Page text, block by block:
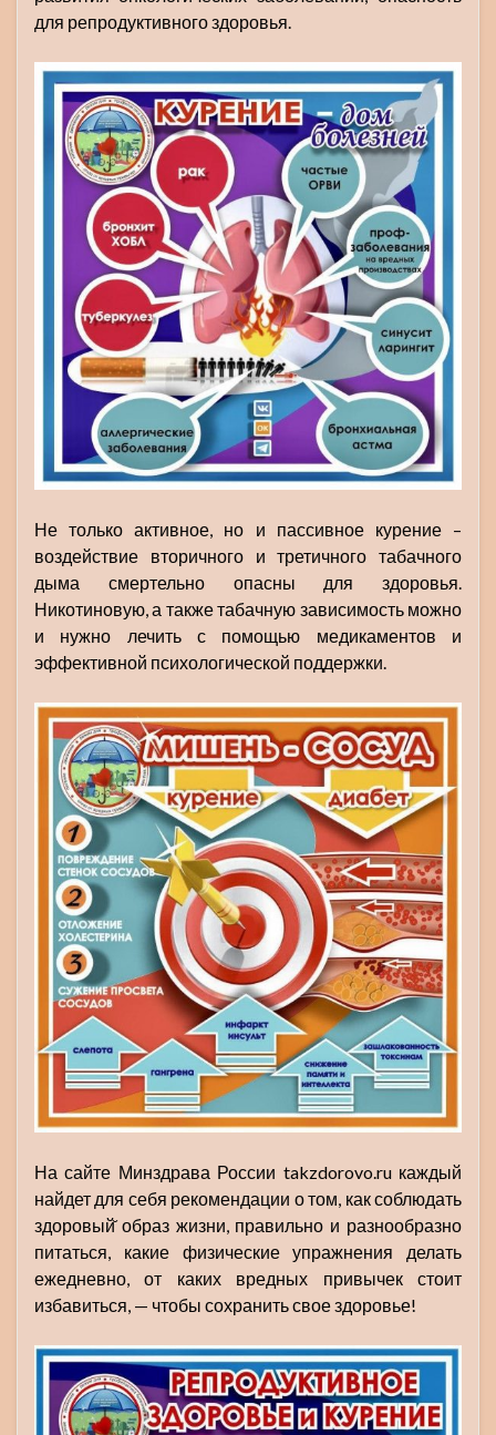
для репродуктивного здоровья.
Не только активное, но и пассивное курение –
воздействие вторичного и третичного табачного
дыма смертельно опасны для здоровья.
Никотиновую, а также табачную зависимость можно
и нужно лечить с помощью медикаментов и
эффективной психологической поддержки.
На сайте Минздрава России takzdorovo.ru каждый
найдет для себя рекомендации о том, как соблюдать
здоровый̆ образ жизни, правильно и разнообразно
питаться, какие физические упражнения делать
ежедневно, от каких вредных привычек стоит
избавиться, — чтобы сохранить свое здоровье!